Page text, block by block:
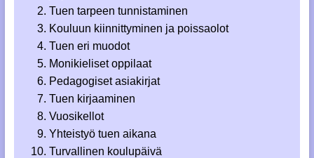
Tuen tarpeen tunnistaminen
Kouluun kiinnittyminen ja poissaolot
Tuen eri muodot
Monikieliset oppilaat
Pedagogiset asiakirjat
Tuen kirjaaminen
Vuosikellot
Yhteistyö tuen aikana
Turvallinen koulupäivä